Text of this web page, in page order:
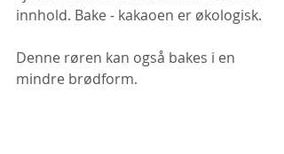
innhold. Bake - kakaoen er økologisk.
Denne røren kan også bakes i en
mindre brødform.